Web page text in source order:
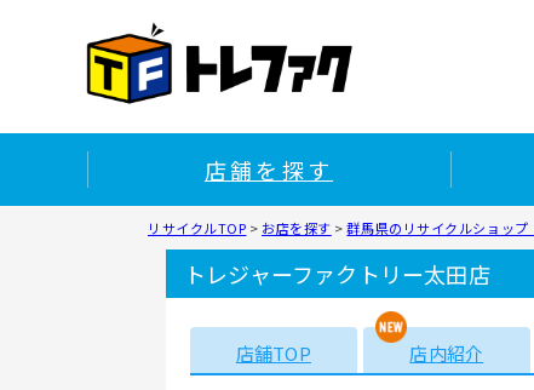
店舗を探す
リサイクルTOP > お店を探す >群馬県のリサイクルショップ
トレジャーファクトリー太田店
店舗TOP 店内紹介